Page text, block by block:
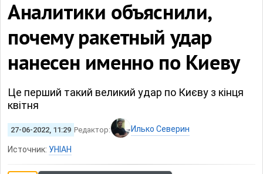
Аналитики объяснили,
почему ракетный удар
нанесен именно по Киеву
Це перший такий великий удар по Києву з кінця
квітня
27-06-2022, 11:29 Редактор: Илько Северин
Источник: УНІАН